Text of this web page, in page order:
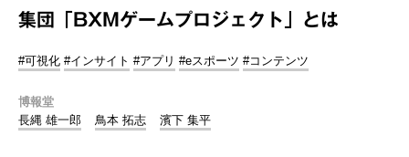
集団「BXMゲームプロジェクト」とは
#可視化 #インサイト #アプリ #eスポーツ #コンテンツ
博報堂
長縄 雄一郎
鳥本 拓志 濱下 集平